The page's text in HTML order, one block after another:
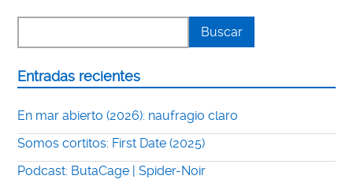
Entradas recientes
En mar abierto (2026): naufragio claro
Somos cortitos: First Date (2025)
Podcast: ButaCage | Spider-Noir